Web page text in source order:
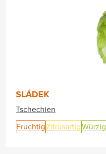
SLÁDEK
Tschechien
FruchtigZitrusartigWürzig